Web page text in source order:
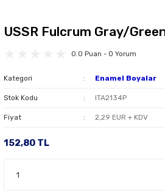
USSR Fulcrum Gray/
0.0 Puan - 0 Yorum
Kategori Enamel Boyalar
Stok Kodu ITA2134P
Fiyat 2,29 EUR + KDV
152,80 TL